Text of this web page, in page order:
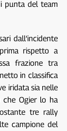
punta del team
dall’incidente
rispetto a
frazione tra
in classifica
iridata sia nelle
che Ogier lo ha
tre rally
campione del